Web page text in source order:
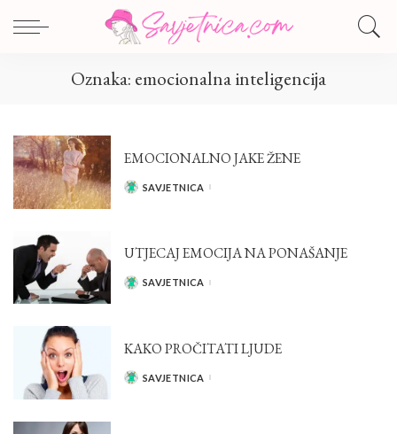
Oznaka: emocionalna inteligencija
EMOCIONALNO JAKE ŽENE
POSTED
SAVJETNICA
UTJECAJ EMOCIJA NA PONAŠANJE
POSTED
SAVJETNICA
KAKO PROČITATI LJUDE
POSTED
SAVJETNICA